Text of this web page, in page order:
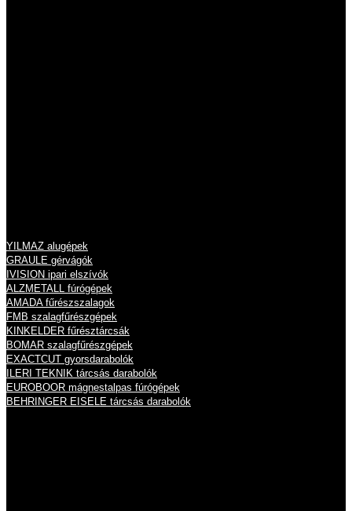
YILMAZ alugépek
GRAULE gérvágók
IVISION ipari elszívók
ALZMETALL fúrógépek
AMADA fűrészszalagok
FMB szalagfűrészgépek
KINKELDER fűrésztárcsák
BOMAR szalagfűrészgépek
EXACTCUT gyorsdarabolók
ILERI TEKNIK tárcsás darabolók
EUROBOOR mágnestalpas fúrógépek
BEHRINGER EISELE tárcsás darabolók